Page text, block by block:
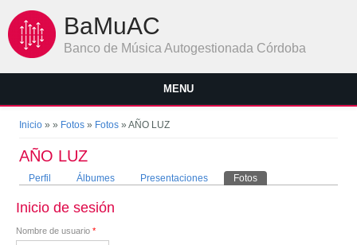
BaMuAC
Banco de Música Autogestionada Córdoba
MENU
Se encuentra usted aquí
Inicio »» Fotos » Fotos » AÑO LUZ
AÑO LUZ
Solapas principales
Perfil Álbumes Presentaciones Fotos
Inicio de sesión
Nombre de usuario *